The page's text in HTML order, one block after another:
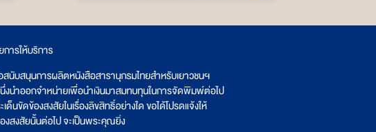
ารให้บริการ
สนับสนุนการผลิตหนังสือสารานุกรมไทยสำหรับเยาวชนฯ
หนึ่งนำออกจำหน่ายเพื่อนำเงินมาสมทบทุนในการจัดพิมพ์ต่อไป
ขัดข้องสงสัยในเรื่องลิขสิทธิ์อย่างใด ขอได้โปรดแจ้งให้
งสงสัยนั้นต่อไป จะเป็นพระคุณยิ่ง